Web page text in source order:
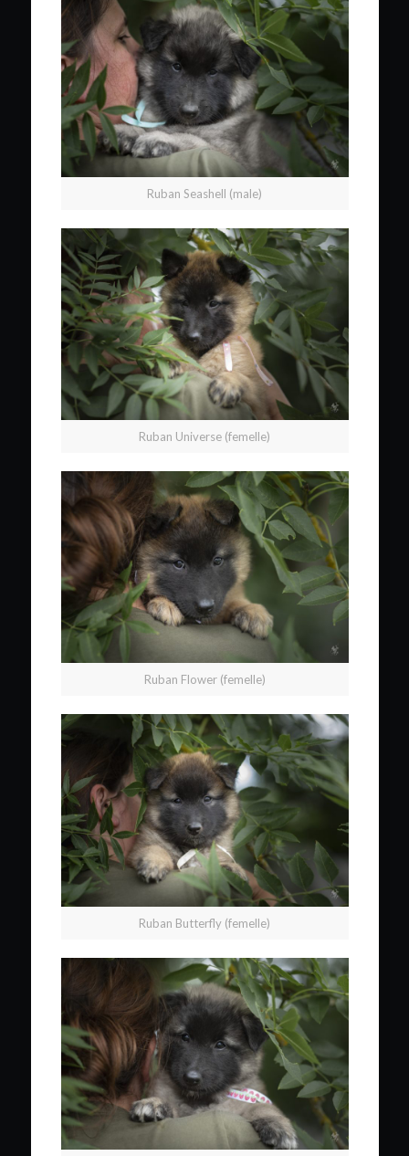
Ruban Seashell (male)
Ruban Universe (femelle)
Ruban Flower (femelle)
Ruban Butterfly (femelle)